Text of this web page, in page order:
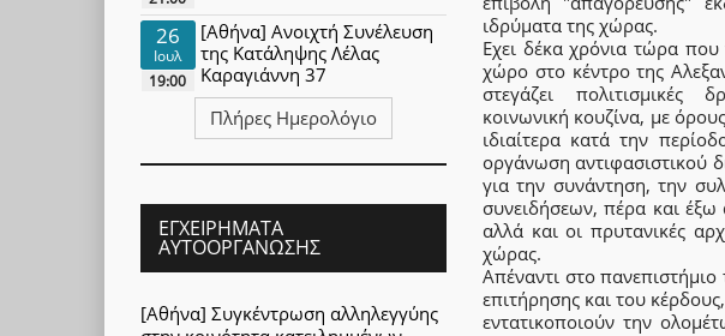
ιδρύματα της χώρας.
Εχει δέκα χρόνια τώρα που
χώρο στο κέντρο της
στεγάζει πολιτισμικές
κοινωνική κουζίνα, με
ιδιαίτερα κατά την
οργάνωση αντιφασιστικού
για την συνάντηση, την
συνειδήσεων, πέρα και έξω
αλλά και οι πρυτανικές
χώρας.
Απέναντι στο
επιτήρησης και του
εντατικοποιούν την
26
Ιουλ
19:00
[Αθήνα] Ανοιχτή Συνέλευση
της Κατάληψης Λέλας
Καραγιάννη 37
Πλήρες Ημερολόγιο
ΕΓΧΕΙΡΉΜΑΤΑ
ΑΥΤΟΟΡΓΆΝΩΣΗΣ
[Αθήνα] Συγκέντρωση αλληλεγγύης